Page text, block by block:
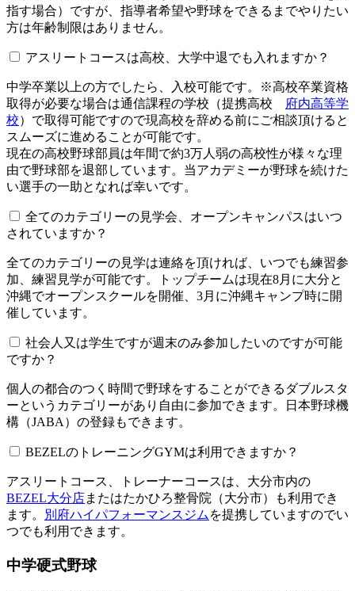
指す場合）ですが、指導者希望や野球をできるまでやりたい
方は年齢制限はありません。
アスリートコースは高校、大学中退でも入れますか？
中学卒業以上の方でしたら、入校可能です。※高校卒業資格
取得が必要な場合は通信課程の学校（提携高校
府内高等学
校）で取得可能ですので現高校を辞める前にご相談頂けると
スムーズに進めることが可能です。
現在の高校野球部員は年間で約3万人弱の高校性が様々な理
由で野球部を退部しています。当アカデミーが野球を続けた
い選手の一助となれば幸いです。
全てのカテゴリーの見学会、オープンキャンパスはいつ
されていますか？​​​​​
全てのカテゴリーの見学は連絡を頂ければ、いつでも練習参
加、練習見学が可能です。トップチームは現在8月に大分と
沖縄でオープンスクールを開催、3月に沖縄キャンプ時に開
催しています。
社会人又は学生ですが週末のみ参加したいのですが可能
ですか？
個人の都合のつく時間で野球をすることができるダブルスタ
ーというカテゴリーがあり自由に参加できます。日本野球機
構（JABA）の登録もできます。
BEZELのトレーニングGYMは利用できますか？​​​​​
アスリートコース、トレーナーコースは、大分市内の
BEZEL大分店またはたかひろ整骨院（大分市）も利用でき
ます。
別府ハイパフォーマンスジム を提携していますのでい
つでも利用できます。
中学硬式野球